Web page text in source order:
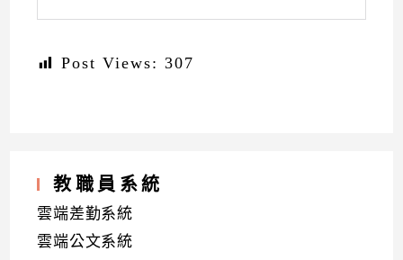
Post Views: 307
教職員系統
雲端差勤系統
雲端公文系統